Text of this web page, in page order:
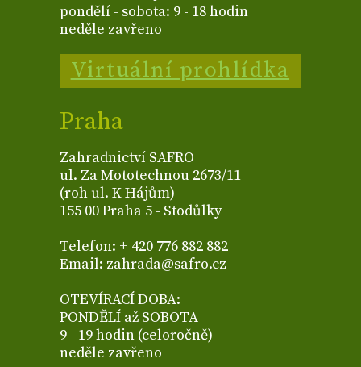
pondělí - sobota: 9 - 18 hodin
neděle zavřeno
Virtuální prohlídka
Praha
Zahradnictví SAFRO
ul. Za Mototechnou 2673/11
(roh ul. K Hájům)
155 00 Praha 5 - Stodůlky
Telefon: + 420 776 882 882
Email: zahrada@safro.cz
OTEVÍRACÍ DOBA:
PONDĚLÍ až SOBOTA
9 - 19 hodin (celoročně)
neděle zavřeno